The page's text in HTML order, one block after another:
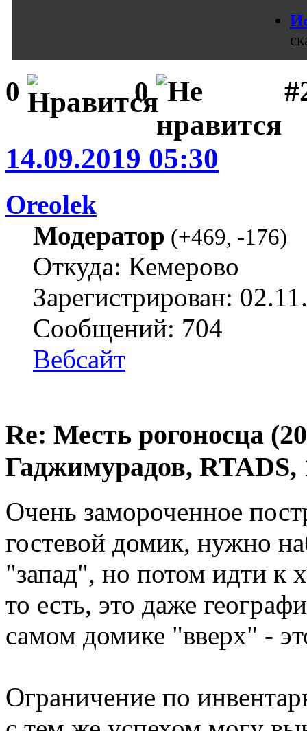
0 0
14.09.2019 05:30
Oreolek
Модератор (+469, -176)
Откуда: Кемерово
Зарегистрирован:
Сообщений: 704
Вебсайт
Re: Месть рогоносца
Гаджимурадов, RTADS,
Очень замороченное
гостевой домик, нужно
"запад", но потом идти к
то есть, это даже
самом домике "вверх" -
Ограничение по